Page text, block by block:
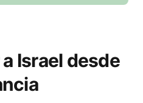
Israel desde